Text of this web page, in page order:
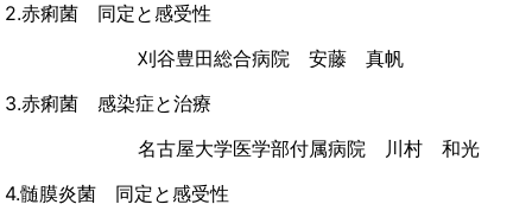
2.赤痢菌 同定と感受性
刈谷豊田総合病院 安藤 真帆
3.赤痢菌 感染症と治療
名古屋大学医学部付属病院 川村 和光
4.髄膜炎菌 同定と感受性